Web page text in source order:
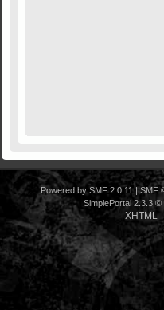
Powered by SMF 2.0.11|SMF
SimplePortal 2.3.3 ©
XHTML